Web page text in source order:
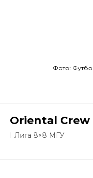
Фото:
Oriental Crew
I Лига 8×8 МГУ